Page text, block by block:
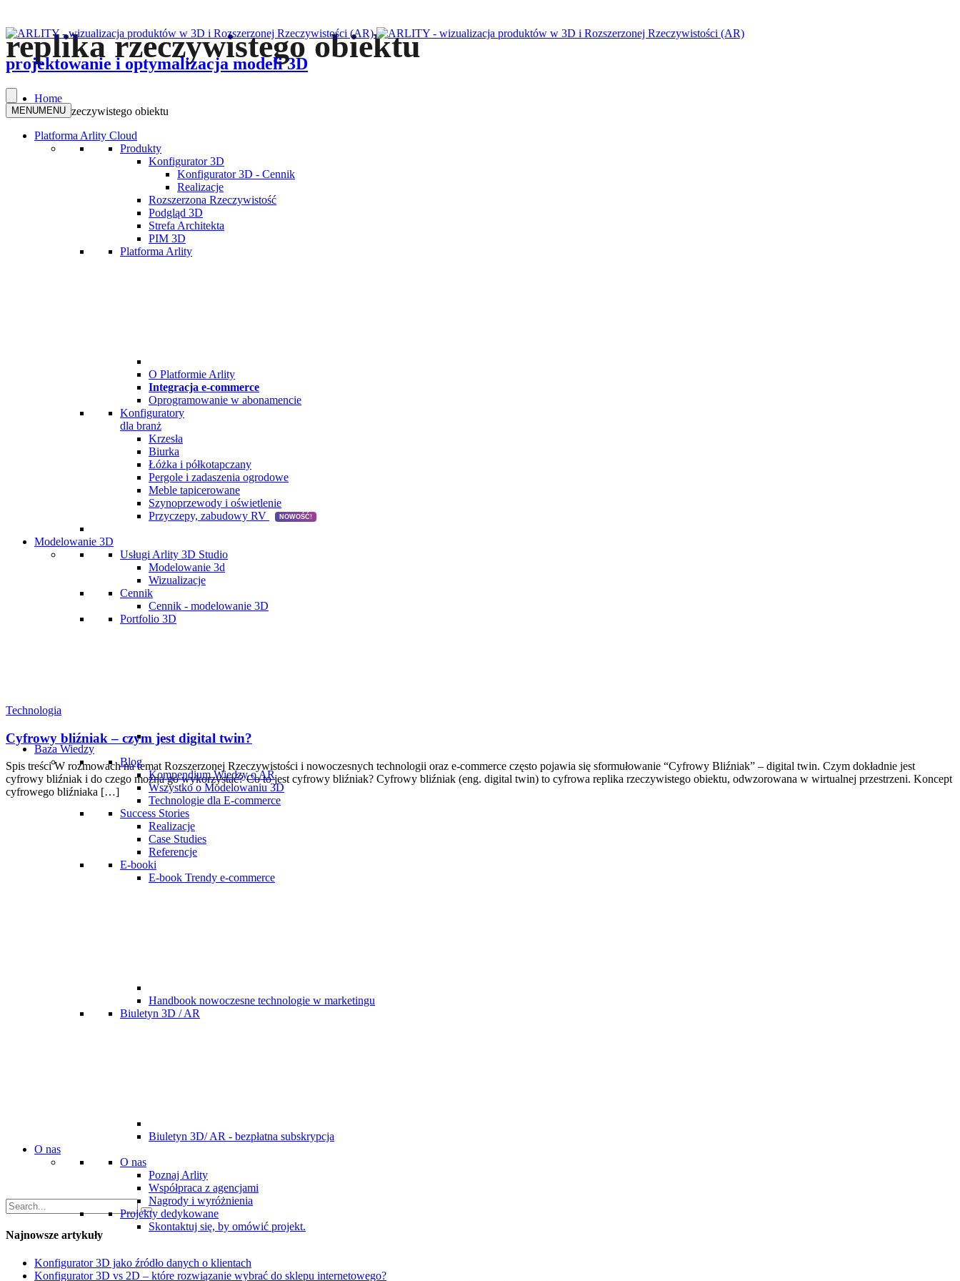
projektowanie i optymalizacja modeli 3D
MENUMENU
Platforma Arlity Cloud
Produkty
Konfigurator 3D
Konfigurator 3D - Cennik
Realizacje
Rozszerzona Rzeczywistość
Podgląd 3D
Strefa Architekta
PIM 3D
Platforma Arlity
O Platformie Arlity
Integracja e-commerce
Oprogramowanie w abonamencie
Konfiguratory
dla branż
Krzesła
Biurka
Łóżka i półkotapczany
Pergole i zadaszenia ogrodowe
Meble tapicerowane
Szynoprzewody i oświetlenie
Przyczepy, zabudowy RV
NOWOŚĆ!
Modelowanie 3D
Usługi Arlity 3D Studio
Modelowanie 3d
Wizualizacje
Cennik
Cennik - modelowanie 3D
Portfolio 3D
Baza Wiedzy
Blog
Kompendium Wiedzy o AR
Wszystko o Modelowaniu 3D
Technologie dla E-commerce
Success Stories
Realizacje
Case Studies
Referencje
E-booki
E-book Trendy e-commerce
Handbook nowoczesne technologie w marketingu
Biuletyn 3D / AR
Biuletyn 3D/ AR - bezpłatna subskrypcja
O nas
O nas
Poznaj Arlity
Współpraca z agencjami
Nagrody i wyróżnienia
Projekty dedykowane
Skontaktuj się, by omówić projekt.
replika rzeczywistego obiektu
Home
replika rzeczywistego obiektu
Technologia
Cyfrowy bliźniak – czym jest digital twin?
Spis treści W rozmowach na temat Rozszerzonej Rzeczywistości i nowoczesnych technologii oraz e-commerce często pojawia się sformułowanie “Cyfrowy Bliźniak” – digital twin. Czym dokładnie jest
cyfrowy bliźniak i do czego można go wykorzystać? Co to jest cyfrowy bliźniak? Cyfrowy bliźniak (eng. digital twin) to cyfrowa replika rzeczywistego obiektu, odwzorowana w wirtualnej przestrzeni. Koncept
cyfrowego bliźniaka […]
Najnowsze artykuły
Konfigurator 3D jako źródło danych o klientach
Konfigurator 3D vs 2D – które rozwiązanie wybrać do sklepu internetowego?